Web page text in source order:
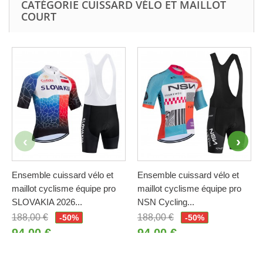
CATÉGORIE CUISSARD VÉLO ET MAILLOT
COURT
Ensemble cuissard vélo et
maillot cyclisme équipe pro
SLOVAKIA 2026...
188,00 €
-50%
94,00 €
Ensemble cuissard vélo et
maillot cyclisme équipe pro
NSN Cycling...
188,00 €
-50%
94,00 €